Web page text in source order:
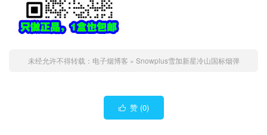
未经允许不得转载： 电子烟博客 » Snowplus雪加新星冷山国标烟弹
 赞 (0)